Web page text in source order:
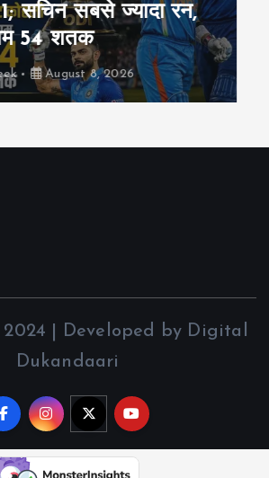
24,570 पर बंद;
लाख करोड़ डूबे
August 7, 2026
| Developed by Digital
Dukandaari